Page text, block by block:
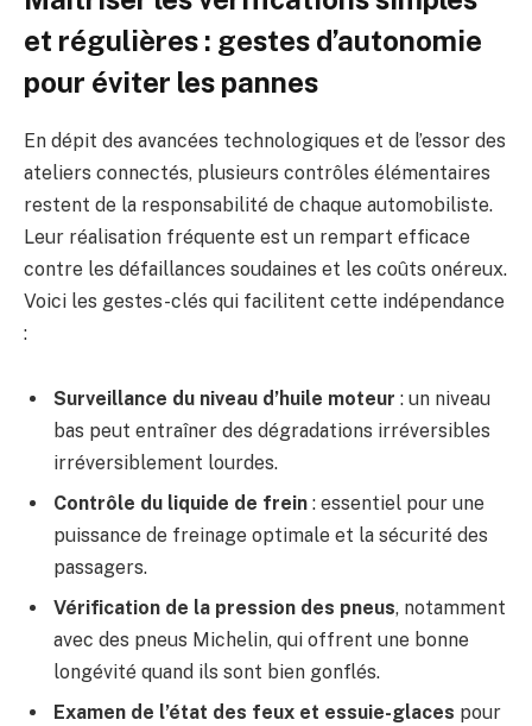
et régulières : gestes d’autonomie
pour éviter les pannes
En dépit des avancées technologiques et de l’essor des
ateliers connectés, plusieurs contrôles élémentaires
restent de la responsabilité de chaque automobiliste.
Leur réalisation fréquente est un rempart efficace
contre les défaillances soudaines et les coûts onéreux.
Voici les gestes-clés qui facilitent cette indépendance
:
Surveillance du niveau d’huile moteur : un niveau
bas peut entraîner des dégradations irréversibles
irréversiblement lourdes.
Contrôle du liquide de frein : essentiel pour une
puissance de freinage optimale et la sécurité des
passagers.
Vérification de la pression des pneus, notamment
avec des pneus Michelin, qui offrent une bonne
longévité quand ils sont bien gonflés.
Examen de l’état des feux et essuie-glaces pour